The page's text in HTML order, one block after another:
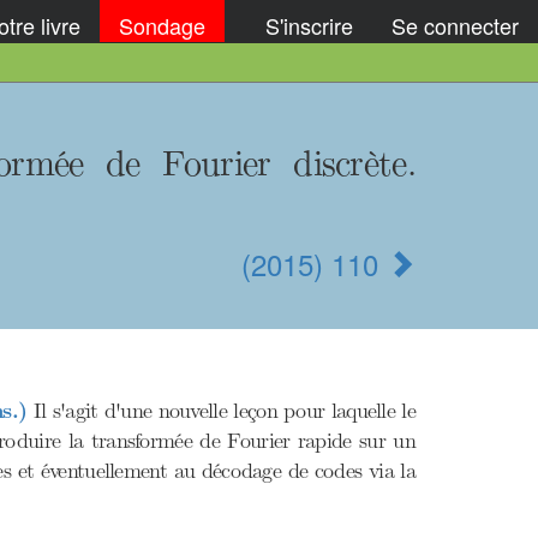
livre Sondage S'inscrire Se connecter
de Fourier discrète.
(2015) 110
Il s'agit d'une nouvelle leçon pour laquelle le
la transformée de Fourier rapide sur un
éventuellement au décodage de codes via la